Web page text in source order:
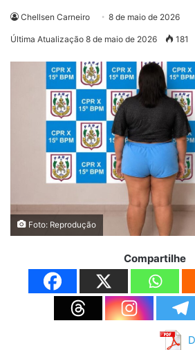
Chellsen Carneiro 8 de maio de 2026
Última Atualização 8 de maio de 2026 181
Foto: Reprodução
Compartilhe